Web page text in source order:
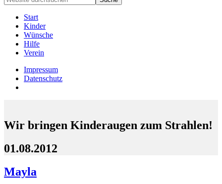
für
besondere
Kinder
deren
Familien
durchsuchen
Start
Kinder
Wünsche
Hilfe
Verein
Impressum
Datenschutz
Wir bringen Kinderaugen zum Strahlen!
01.08.2012
Mayla